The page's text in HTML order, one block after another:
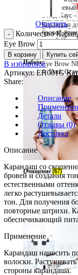
Наборы
Очищение(67)
Gray
коричневый
Этюд Хаус -
ETUDE
Drawing Eye
Brow NEW
Black Brown
Карандаш
бровей
серый Этюд
Хаус -
HOUSE
Eye Brow
4. Dark Gray
Очистить
Количество
Eye Brow
В корзину Купить
В избранное
Артикул:EH001G
Share:
Описание
Детали
Отзывы (0)
Доставка
Описание
Карандаш со
бровей и создания
естественными
легко
тон. Для получения
повторные штрихи.
обеспечивающий
Применение
Карандаш наносить
волоски.
стороны карандаша.